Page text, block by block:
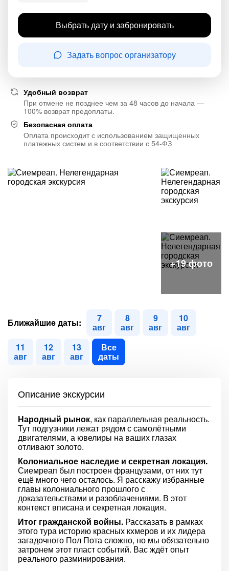
Выбрать дату и забронировать
Задать вопрос организатору
Удобный возврат
При отмене не позднее чем за 48 часов до начала —
100% возврат предоплаты.
Безопасная оплата
Оплата происходит с использованием защищенных
платежных систем и в соответствии с 54-ФЗ
Ближайшие даты: 7
авг
8
авг
9
авг
10
авг
11
авг
12
авг
13
авг
Все
даты
Описание экскурсии
Народный рынок, как параллельная реальность.
Тут подгузники лежат рядом с самолётными
двигателями, а ювелиры на ваших глазах
отливают золото.
Колониальное наследие и секретная локация.
Сиемреап был построен французами, от них тут
ещё много чего осталось. Я расскажу избранные
главы колониального прошлого с
доказательствами и разоблачениями. В этот
контекст вписана и секретная локация.
Итог гражданской войны. Рассказать в рамках
этого тура историю красных кхмеров и их лидера
загадочного Пол Пота сложно, но мы обязательно
затронем этот пласт событий. Вас ждёт опыт
реального разминирования.